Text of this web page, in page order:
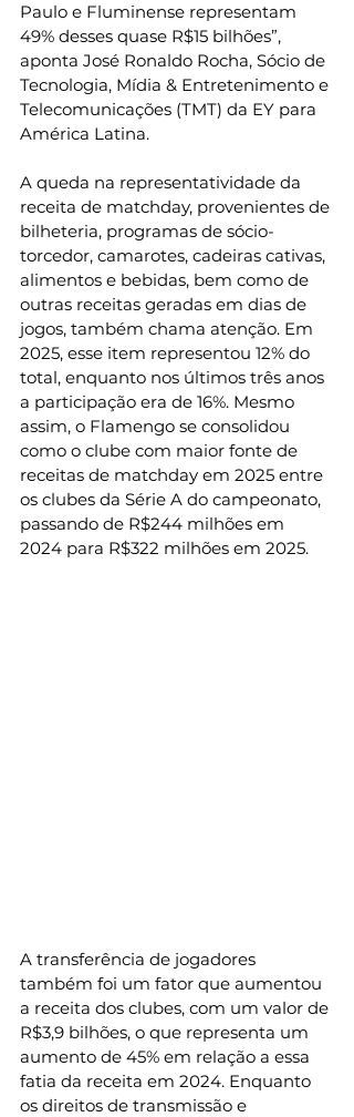
Paulo e Fluminense representam
49% desses quase R$15 bilhões”,
aponta José Ronaldo Rocha, Sócio de
Tecnologia, Mídia & Entretenimento e
Telecomunicações (TMT) da EY para
América Latina.
A queda na representatividade da
receita de matchday, provenientes de
bilheteria, programas de sócio-
torcedor, camarotes, cadeiras cativas,
alimentos e bebidas, bem como de
outras receitas geradas em dias de
jogos, também chama atenção. Em
2025, esse item representou 12% do
total, enquanto nos últimos três anos
a participação era de 16%. Mesmo
assim, o Flamengo se consolidou
como o clube com maior fonte de
receitas de matchday em 2025 entre
os clubes da Série A do campeonato,
passando de R$244 milhões em
2024 para R$322 milhões em 2025.
A transferência de jogadores
também foi um fator que aumentou
a receita dos clubes, com um valor de
R$3,9 bilhões, o que representa um
aumento de 45% em relação a essa
fatia da receita em 2024. Enquanto
os direitos de transmissão e